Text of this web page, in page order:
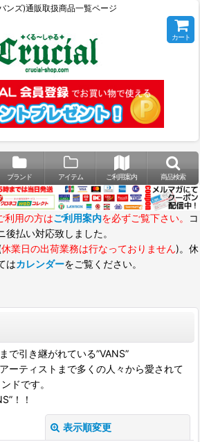
ンズ)通販取扱商品一覧ページ
カート
ブランド アイテム ご利用案内 商品検索
利用の方はご利用案内を必ずご覧下さい。
コ
後払い対応致しました。
休業日の出荷業務は行なっておりません)。休
はカレンダーをご覧ください。
で引き継がれている”VANS”
ーティストまで多くの人々から愛されて
ドです。
！！
表示順変更